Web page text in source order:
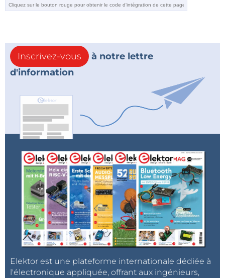
Inscrivez-vous
à notre lettre
d'information
Elektor est une plateforme internationale dédiée à
l'électronique appliquée, offrant aux ingénieurs,